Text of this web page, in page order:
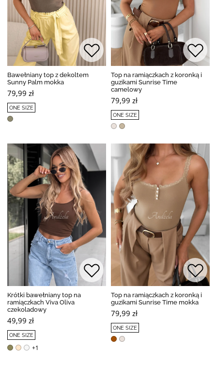
Bawełniany top z dekoltem
Sunny Palm mokka
79,99 zł
ONE SIZE
Top na ramiączkach z koronką i
guzikami Sunrise Time
camelowy
79,99 zł
ONE SIZE
Krótki bawełniany top na
ramiączkach Viva Oliva
czekoladowy
49,99 zł
ONE SIZE
+1
Top na ramiączkach z koronką i
guzikami Sunrise Time mokka
79,99 zł
ONE SIZE